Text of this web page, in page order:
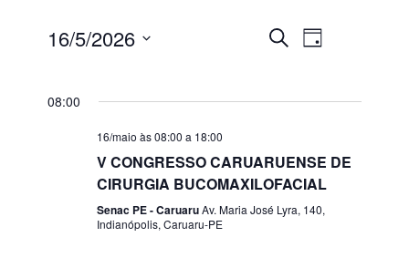
Pesquisa
navegação
visuais
de
Procurar
eventos
Navegação
do
Dia
16/5/2026
data.
08:00
16/maio às 08:00 a 18:00
V CONGRESSO CARUARUENSE DE
CIRURGIA BUCOMAXILOFACIAL
Senac PE - CaruaruAv. Maria José Lyra, 140,
Indianópolis, Caruaru-PE